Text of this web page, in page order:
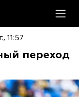
11:57
переход